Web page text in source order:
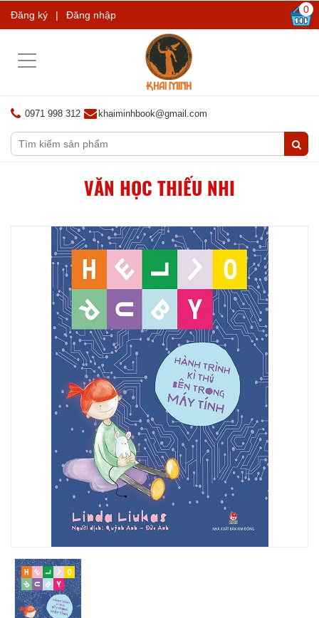
Đăng ký | Đăng nhập 0
Toggle
0971 998 312 khaiminhbook@gmail.com
VĂN HỌC THIẾU NHI